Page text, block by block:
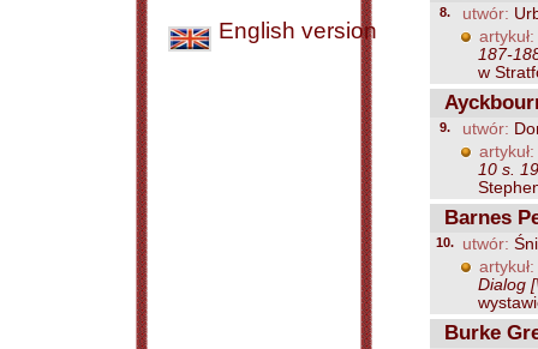
English version
8. utwór:
artykuł:
187-
w
9. utwór:
artykuł:
10 s.
Barnes
10. utwór:
artykuł:
Dialog
Burke